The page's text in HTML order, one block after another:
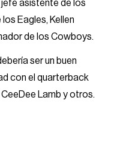
jefe asistente de los
los Eagles, Kellen
de los Cowboys.
ser un buen
con el quarterback
Lamb y otros.